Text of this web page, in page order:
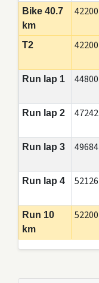
Bike 40.7
km
42200
T2 42200
Run lap 1 44800
Run lap 2 47242
Run lap 3 49684
Run lap 4 52126
Run 10
km
52200